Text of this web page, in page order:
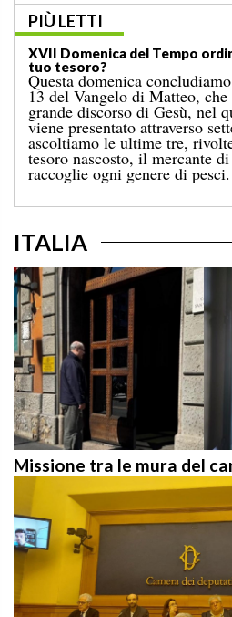
PIÙ LETTI
XIX Domenica del Tempo
“Comandami di venire verso di
Il Vangelo di domenica
miracolo della
grande folla, in un luogo
raccolta di dodici ceste
quell’evento segue il noto
quale Gesù cammina sul
Missione tra le mura del